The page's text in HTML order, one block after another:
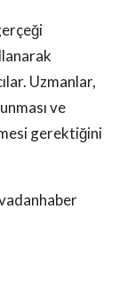
Uzmanlar,
ve
gerektiğini